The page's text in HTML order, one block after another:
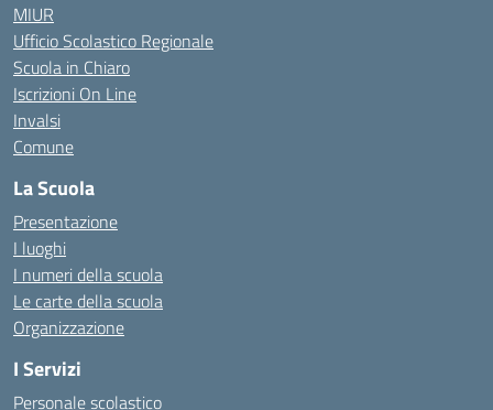
MIUR
Ufficio Scolastico Regionale
Scuola in Chiaro
Iscrizioni On Line
Invalsi
Comune
La Scuola
Presentazione
I luoghi
I numeri della scuola
Le carte della scuola
Organizzazione
I Servizi
Personale scolastico